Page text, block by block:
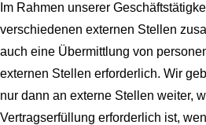
Im Rahmen unserer
verschiedenen externen Stellen
auch eine Übermittlung von
externen Stellen erforderlich. Wir
nur dann an externe Stellen weiter,
Vertragserfüllung erforderlich ist,